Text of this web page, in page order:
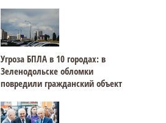
Угроза БПЛА в 10 городах: в
Зеленодольске обломки
повредили гражданский объект